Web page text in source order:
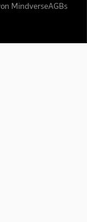
MindverseAGBs